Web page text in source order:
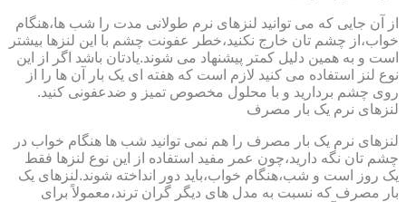
از آن جایی که می توانید لنزهای نرم طولانی مدت را شب ها،هنگام
خواب،از چشم تان خارج نکنید،خطر عفونت چشم با این لنزها بیشتر
است و به همین دلیل کمتر پیشنهاد می شوند.یادتان باشد اگر از این
نوع لنز استفاده می کنید لازم است که هفته ای یک بار آن ها را از
روی چشم بردارید و با محلول مخصوص تمیز و ضدعفونی کنید.
لنزهای نرم یک بار مصرف
لنزهای نرم یک بار مصرف را هم نمی توانید شب ها هنگام خواب در
چشم تان نگه دارید،چون عمر مفید استفاده از این نوع لنزها فقط
یک روز است و شب،هنگام خواب،باید دور انداخته شوند.لنزهای یک
بار مصرف که نسبت به مدل های دیگر گران ترند،معمولاً برای